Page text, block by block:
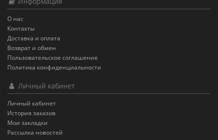
О нас
Контакты
Доставка и оплата
Возврат и обмен
Пользовательское соглашение
Политика конфиденциальности
Личный кабинет
Личный кабинет
История заказов
Мои закладки
Рассылка новостей